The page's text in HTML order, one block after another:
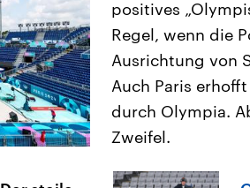
positives
Regel, wenn die
Ausrichtung von
Auch Paris
durch Olympia.
Zweifel.